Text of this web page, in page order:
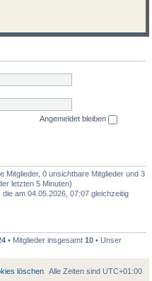
Angemeldet bleiben
Mitglieder, 0 unsichtbare Mitglieder und 3
letzten 5 Minuten)
die am 04.05.2026, 07:07 gleichzeitig
• Mitglieder insgesamt10 • Unser
Alle Zeiten sind UTC+01:00
löschen